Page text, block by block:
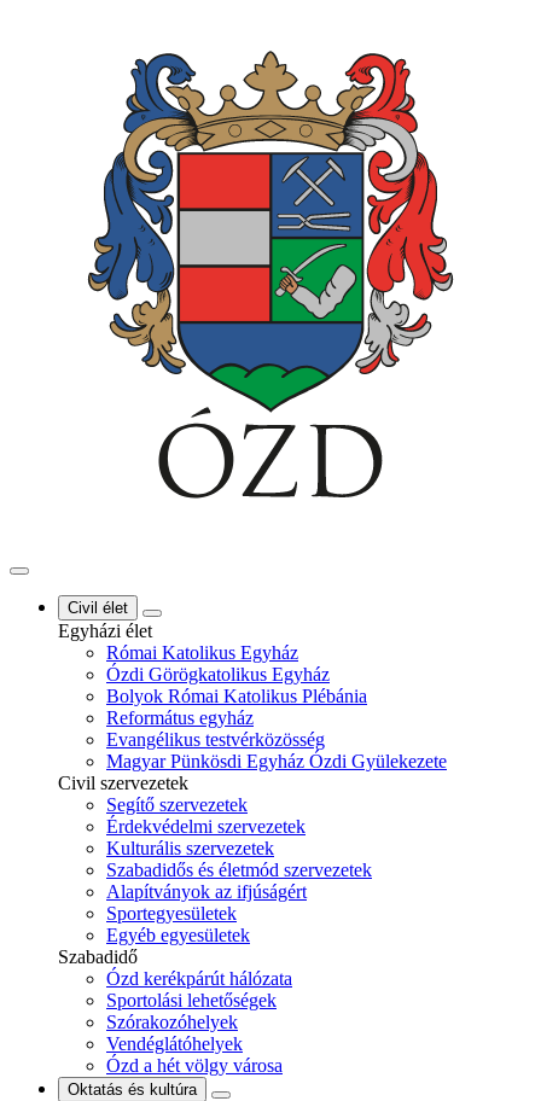
Civil élet
Egyházi élet
Római Katolikus Egyház
Ózdi Görögkatolikus Egyház
Bolyok Római Katolikus Plébánia
Református egyház
Evangélikus testvérközösség
Magyar Pünkösdi Egyház Ózdi Gyülekezete
Civil szervezetek
Segítő szervezetek
Érdekvédelmi szervezetek
Kulturális szervezetek
Szabadidős és életmód szervezetek
Alapítványok az ifjúságért
Sportegyesületek
Egyéb egyesületek
Szabadidő
Ózd kerékpárút hálózata
Sportolási lehetőségek
Szórakozóhelyek
Vendéglátóhelyek
Ózd a hét völgy városa
Oktatás és kultúra